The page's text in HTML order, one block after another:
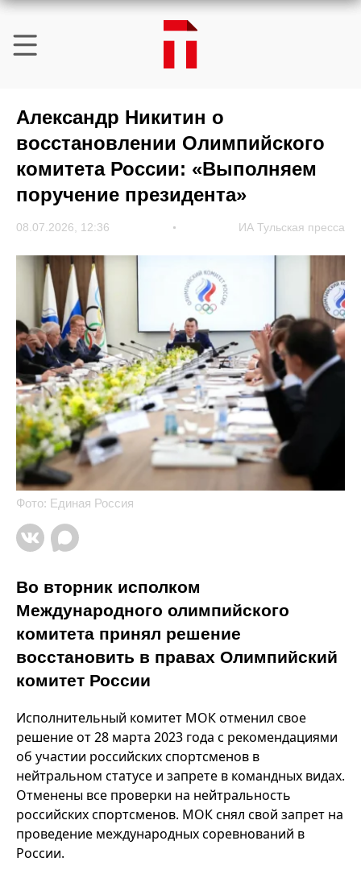
Александр Никитин о
восстановлении Олимпийского
комитета России: «Выполняем
поручение президента»
08.07.2026, 12:36 ИА Тульская пресса
Фото: Единая Россия
Во вторник исполком
Международного олимпийского
комитета принял решение
восстановить в правах Олимпийский
комитет России
Исполнительный комитет МОК отменил свое
решение от 28 марта 2023 года с рекомендациями
об участии российских спортсменов в
нейтральном статусе и запрете в командных видах.
Отменены все проверки на нейтральность
российских спортсменов. МОК снял свой запрет на
проведение международных соревнований в
России.